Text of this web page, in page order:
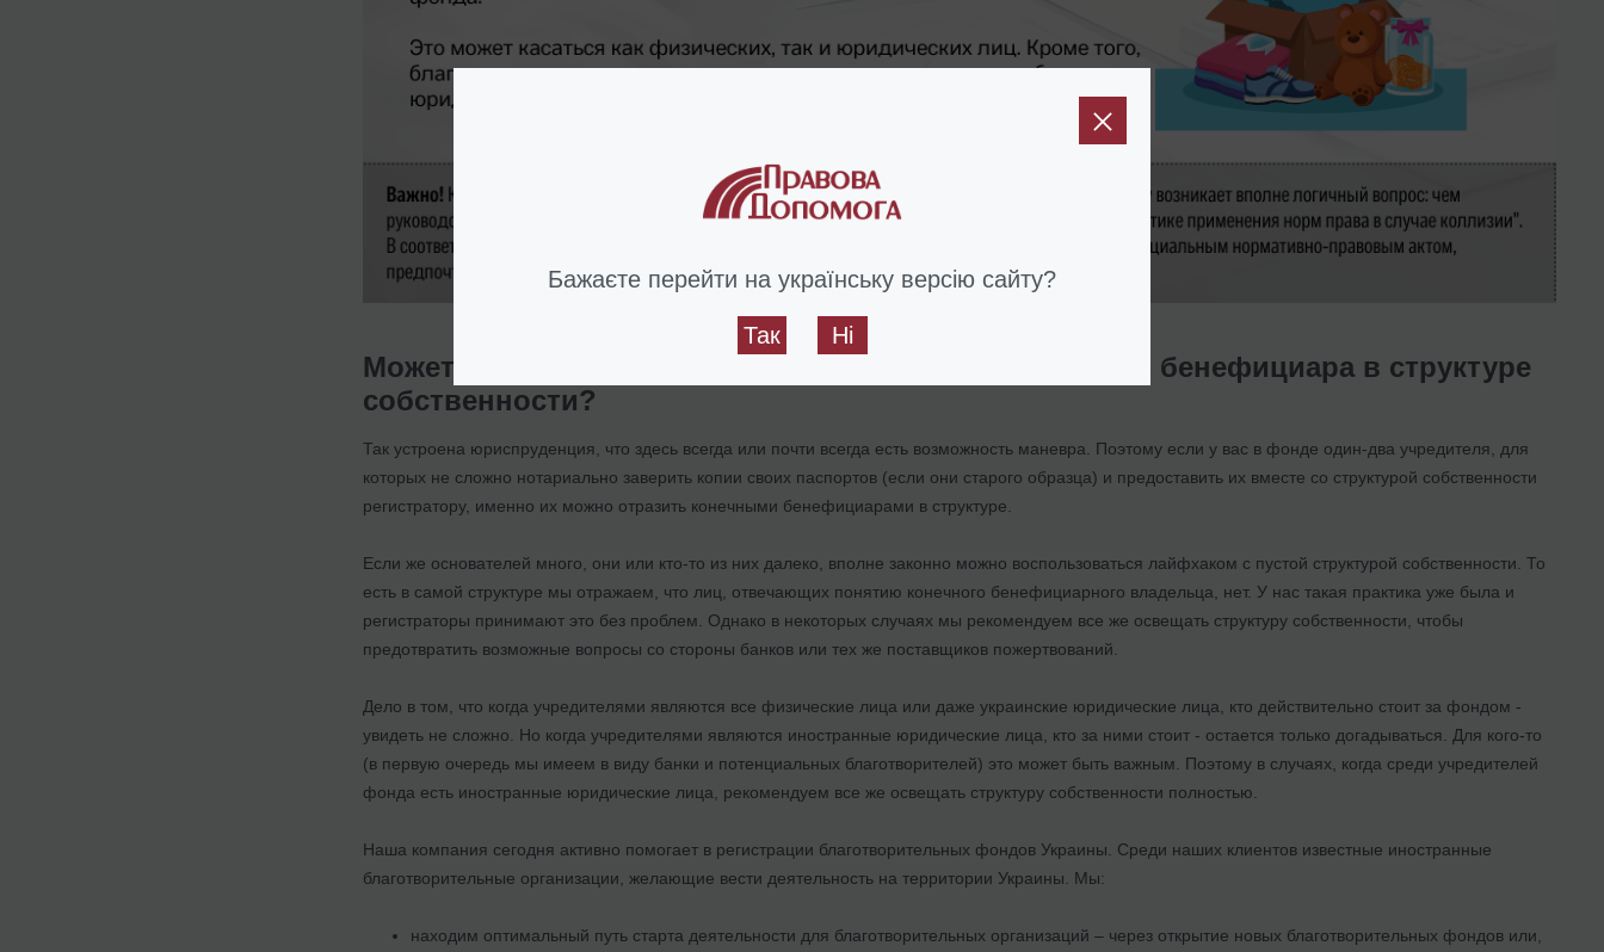
Может ли благотворительный фонд существовать без бенефициара в структуре
собственности?
Так устроена юриспруденция, что здесь всегда или почти всегда есть возможность маневра. Поэтому если у вас в фонде один-два учредителя, для
которых не сложно нотариально заверить копии своих паспортов (если они старого образца) и предоставить их вместе со структурой собственности
регистратору, именно их можно отразить конечными бенефициарами в структуре.
Если же основателей много, они или кто-то из них далеко, вполне законно можно воспользоваться лайфхаком с пустой структурой собственности. То
есть в самой структуре мы отражаем, что лиц, отвечающих понятию конечного бенефициарного владельца, нет. У нас такая практика уже была и
регистраторы принимают это без проблем. Однако в некоторых случаях мы рекомендуем все же освещать структуру собственности, чтобы
предотвратить возможные вопросы со стороны банков или тех же поставщиков пожертвований.
Дело в том, что когда учредителями являются все физические лица или даже украинские юридические лица, кто действительно стоит за фондом -
увидеть не сложно. Но когда учредителями являются иностранные юридические лица, кто за ними стоит - остается только догадываться. Для кого-то
(в первую очередь мы имеем в виду банки и потенциальных благотворителей) это может быть важным. Поэтому в случаях, когда среди учредителей
фонда есть иностранные юридические лица, рекомендуем все же освещать структуру собственности полностью.
Наша компания сегодня активно помогает в регистрации благотворительных фондов Украины. Среди наших клиентов известные иностранные
благотворительные организации, желающие вести деятельность на территории Украины. Мы:
находим оптимальный путь старта деятельности для благотворительных организаций – через открытие новых благотворительных фондов или,
Бажаєте перейти на українську версію сайту?
Так Ні